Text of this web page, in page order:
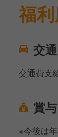
福
交
交通費支
賞与
※今後は